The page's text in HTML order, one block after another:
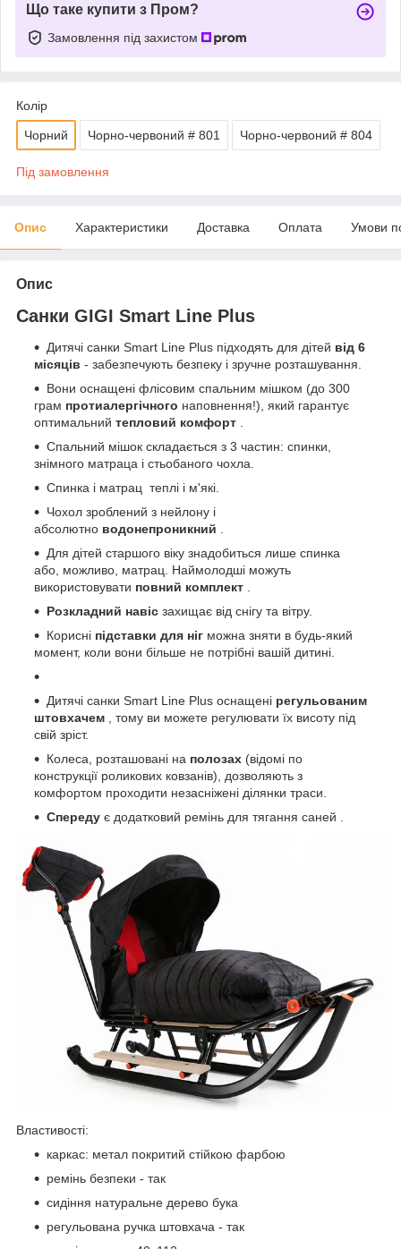
Що таке купити з Пром?
Замовлення під захистом
Колір
Чорний Чорно-червоний # 801 Чорно-червоний # 804
Під замовлення
Опис Характеристики Доставка Оплата Умови
Опис
Санки GIGI Smart Line Plus
Дитячі санки Smart Line Plus підходять для дітей від 6
місяців - забезпечують безпеку і зручне розташування.
Вони оснащені флісовим спальним мішком (до 300
грам протиалергічного наповнення!), який гарантує
оптимальний тепловий комфорт .
Спальний мішок складається з 3 частин: спинки,
знімного матраца і стьобаного чохла.
Спинка і матрац теплі і м'які.
Чохол зроблений з нейлону і
абсолютно водонепроникний .
Для дітей старшого віку знадобиться лише спинка
або, можливо, матрац. Наймолодші можуть
використовувати повний комплект .
Розкладний навіс захищає від снігу та вітру.
Корисні підставки для ніг можна зняти в будь-який
момент, коли вони більше не потрібні вашій дитині.
Дитячі санки Smart Line Plus оснащені регульованим
штовхачем , тому ви можете регулювати їх висоту під
свій зріст.
Колеса, розташовані на полозах (відомі по
конструкції роликових ковзанів), дозволяють з
комфортом проходити незасніжені ділянки траси.
Спереду є додатковий ремінь для тягання саней .
Властивості:
каркас: метал покритий стійкою фарбою
ремінь безпеки - так
сидіння натуральне дерево бука
регульована ручка штовхача - так